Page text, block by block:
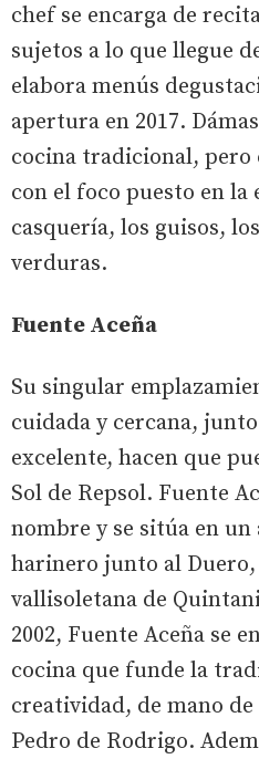
chef se encarga de
sujetos a lo que llegue
elabora menús
apertura en 2017.
cocina tradicional, pero
con el foco puesto en la
casquería, los guisos,
verduras.
Fuente Aceña
Su singular
cuidada y cercana,
excelente, hacen que
Sol de Repsol. Fuente
nombre y se sitúa en
harinero junto al
vallisoletana de
2002, Fuente Aceña se
cocina que funde la
creatividad, de mano
Pedro de Rodrigo.